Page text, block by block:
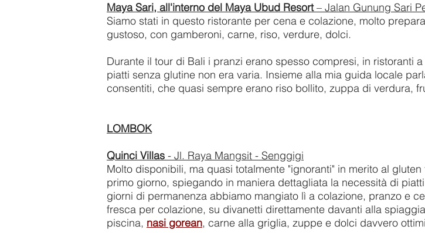
Maya Sari, all'interno del Maya Ubud Resort– Jalan Gunung Sari
Siamo stati in questo ristorante per cena e colazione, molto
gustoso, con gamberoni, carne, riso, verdure, dolci.
Durante il tour di Bali i pranzi erano spesso compresi, in ristoranti
piatti senza glutine non era varia. Insieme alla mia guida locale
consentiti, che quasi sempre erano riso bollito, zuppa di verdura,
LOMBOK
Quinci Villas - Jl. Raya Mangsit - Senggigi
Molto disponibili, ma quasi totalmente "ignoranti" in merito al
primo giorno, spiegando in maniera dettagliata la necessità di
giorni di permanenza abbiamo mangiato lì a colazione, pranzo e
fresca per colazione, su divanetti direttamente davanti alla
piscina, nasi gorean, carne alla griglia, zuppe e dolci davvero